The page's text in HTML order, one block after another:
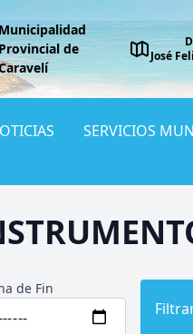
de
José
SERVICIOS
de Fin